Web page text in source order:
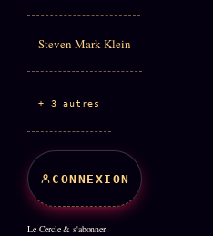
Steven Mark Klein
+ 3 autres
CONNEXION
Le Cercle & s'abonner